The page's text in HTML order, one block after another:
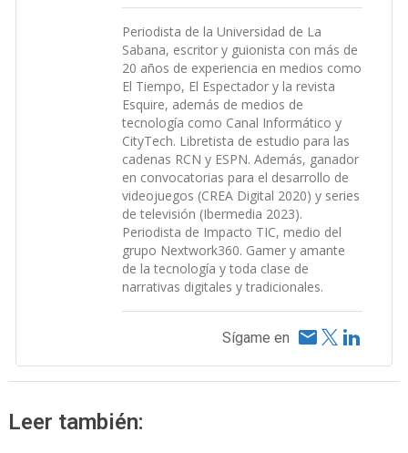
Periodista de la Universidad de La
Sabana, escritor y guionista con más de
20 años de experiencia en medios como
El Tiempo, El Espectador y la revista
Esquire, además de medios de
tecnología como Canal Informático y
CityTech. Libretista de estudio para las
cadenas RCN y ESPN. Además, ganador
en convocatorias para el desarrollo de
videojuegos (CREA Digital 2020) y series
de televisión (Ibermedia 2023).
Periodista de Impacto TIC, medio del
grupo Nextwork360. Gamer y amante
de la tecnología y toda clase de
narrativas digitales y tradicionales.
Sígame en
Leer también: